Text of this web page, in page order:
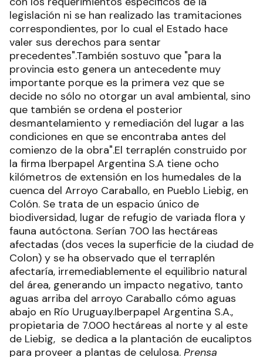
legislación ni se han realizado las tramitaciones
correspondientes, por lo cual el Estado hace
valer sus derechos para sentar
precedentes".También sostuvo que "para la
provincia esto genera un antecedente muy
importante porque es la primera vez que se
decide no sólo no otorgar un aval ambiental, sino
que también se ordena el posterior
desmantelamiento y remediación del lugar a las
condiciones en que se encontraba antes del
comienzo de la obra".El terraplén construido por
la firma Iberpapel Argentina S.A tiene ocho
kilómetros de extensión en los humedales de la
cuenca del Arroyo Caraballo, en Pueblo Liebig, en
Colón. Se trata de un espacio único de
biodiversidad, lugar de refugio de variada flora y
fauna autóctona. Serían 700 las hectáreas
afectadas (dos veces la superficie de la ciudad de
Colon) y se ha observado que el terraplén
afectaría, irremediablemente el equilibrio natural
del área, generando un impacto negativo, tanto
aguas arriba del arroyo Caraballo cómo aguas
abajo en Río Uruguay.Iberpapel Argentina S.A.,
propietaria de 7.000 hectáreas al norte y al este
de Liebig, se dedica a la plantación de eucaliptos
para proveer a plantas de celulosa. Prensa